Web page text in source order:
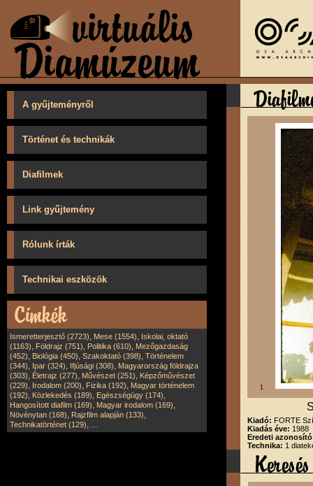
A gyűjteményről
Történet és technikák
Diafilmek
Link gyűjtemény
Rólunk írták
Technikai eszközök
Ismeretterjesztő (2723), Mese (1554), Iskolai, oktató
(1163), Földrajz (751), Politika (610), Mezőgazdaság
(452), Biológia (450), Szakoktató (398), Történelem
(344), Ipar (324), Ifjúsági (308), Magyarország földrajza
(303), Életrajz (277), Művészet (251), Képzőművészet
(229), Irodalom (200), Fizika (192), Magyar történelem
(192), Közlekedés (189), Egészségügy (174),
Hangosított diafilm (169), Magyar irodalom (169),
Növénytan (168), Rajzfilm alapján (133),
Technikatörténet (129),
1
Kiadó: FORTE
Kiadás éve: 1988
Eredeti
Technika: 1